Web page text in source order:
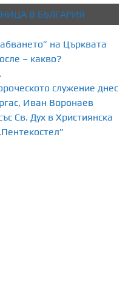
В БЪЛГАРИЯ
на Църквата
– какво?
служение днес
Иван Воронаев
Св. Дух в Християнска